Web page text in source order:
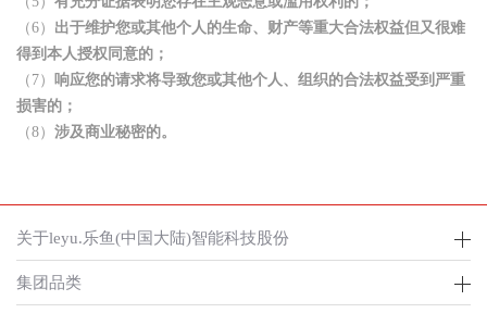
（6） 出于维护您或其他个人的生命、财产等重大合法权益但又很难
得到本人授权同意的；
（7） 响应您的请求将导致您或其他个人、组织的合法权益受到严重
损害的；
（8） 涉及商业秘密的。
关于leyu.乐鱼(中国大陆)智能科技股份
集团品类